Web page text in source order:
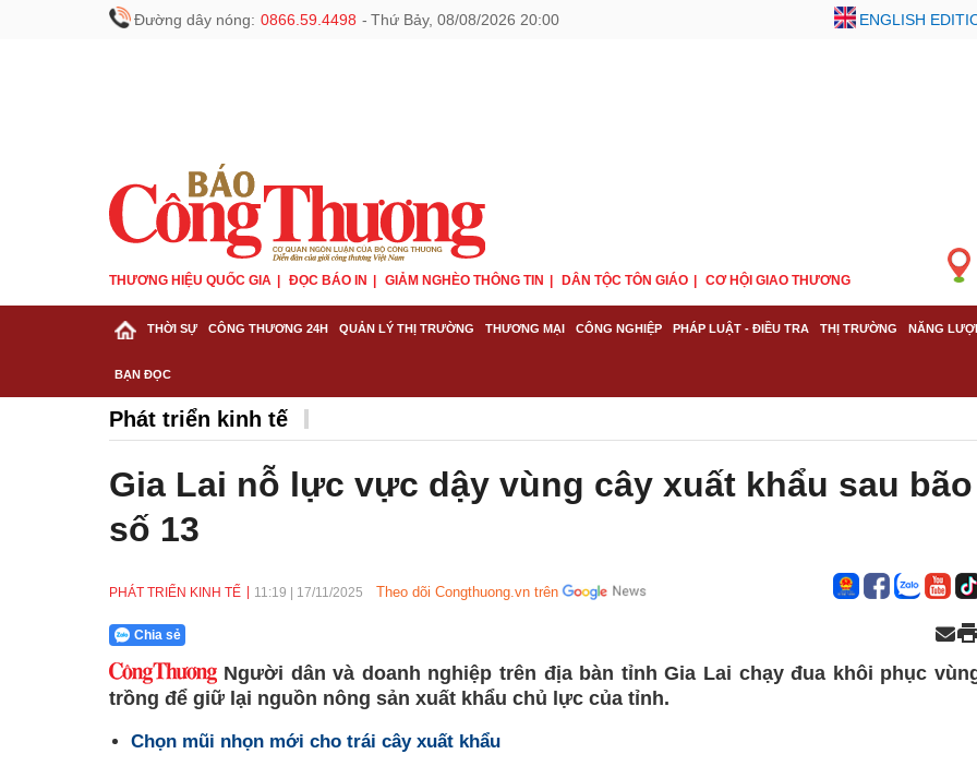
Đường dây nóng: 0866.59.4498 - Thứ Bảy, 08/08/2026 20:00 ENGLISH
THƯƠNG HIỆU QUỐC GIA ĐỌC BÁO IN GIẢM NGHÈO THÔNG TIN DÂN TỘC TÔN GIÁO CƠ HỘI GIAO THƯƠNG
THỜI SỰ CÔNG THƯƠNG 24H QUẢN LÝ THỊ TRƯỜNG THƯƠNG MẠI CÔNG NGHIỆP PHÁP LUẬT - ĐIỀU TRA THỊ TRƯỜNG NĂNG
BẠN ĐỌC
Phát triển kinh tế
Gia Lai nỗ lực vực dậy vùng cây xuất khẩu sau bão
số 13
PHÁT TRIỂN KINH TẾ 11:19 17/11/2025 Theo dõi Congthuong.vn trên
Chia sẻ
Người dân và doanh nghiệp trên địa bàn tỉnh Gia Lai chạy đua khôi phục
trồng để giữ lại nguồn nông sản xuất khẩu chủ lực của tỉnh.
Chọn mũi nhọn mới cho trái cây xuất khẩu